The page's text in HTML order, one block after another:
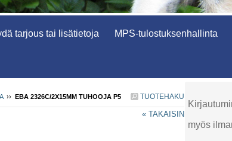
tarjous tai lisätietoja MPS-tulostuksenhallinta
TUOTEHAKU
›› EBA 2326C/2X15MM TUHOOJA P5
« TAKAISIN
myös